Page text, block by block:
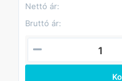
Nettó ár:
Bruttó ár: